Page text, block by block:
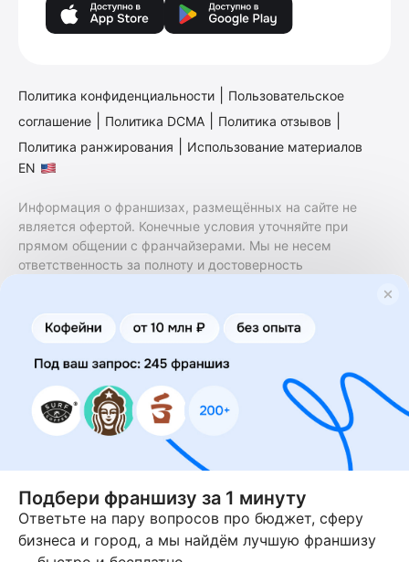
Политика конфиденциальности
Пользовательское
соглашение
Политика DCMA Политика отзывов
Политика ранжирования
Использование материалов
EN
Информация о франшизах, размещённых на сайте не
является офертой. Конечные условия уточняйте при
прямом общении с франчайзерами. Мы не несем
ответственность за полноту и достоверность
финансовые услуги. Заключение договоров
коммерческой концессии (франчайзинга) осуществляется
правообладателями/их представителями. Бизнесменс.ру
не является посредником или представителем
правообладателя и не несет ответственность за условия
предоставления франшизы и действия лиц,
осуществленные на основании информации, имеющейся
на сайте или полученной через него. За достоверность
предоставленной информации несет ответственность
правообладатель.
© 2013-2026 Бизнесменс.ру. ИП Богомолов Ю. А. ИНН
166109472099 ОГРН 1315169000030181.
Подбери франшизу за 1 минуту
Ответьте на пару вопросов про бюджет, сферу
бизнеса и город, а мы найдём лучшую франшизу